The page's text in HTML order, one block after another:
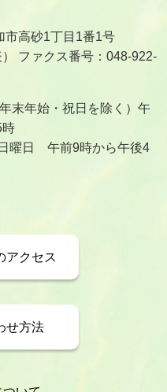
市高砂1丁目1番1号
ファクス番号：048-922-
末年始・祝日を除く）午
時
曜日 午前9時から午後4
アクセス
せ方法